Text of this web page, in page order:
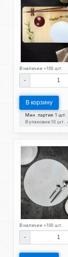
В наличии >100 шт.
-
В корзину
Мин. партия: 1 шт.
В упаковке:10 шт.
В наличии >100 шт.
-